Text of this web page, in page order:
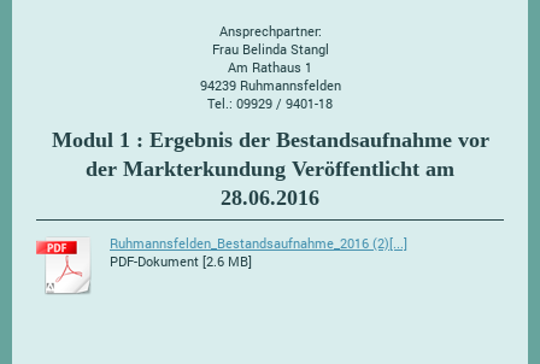
Ansprechpartner:
Frau Belinda Stangl
Am Rathaus 1
94239 Ruhmannsfelden
Tel.: 09929 / 9401-18
Modul 1 : Ergebnis der Bestandsaufnahme vor
der Markterkundung Veröffentlicht am
28.06.2016
Ruhmannsfelden_Bestandsaufnahme_2016 (2)[...]
PDF-Dokument [2.6 MB]